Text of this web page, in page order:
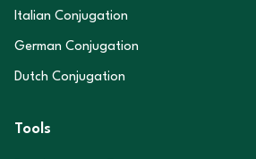
Italian Conjugation
German Conjugation
Dutch Conjugation
Tools